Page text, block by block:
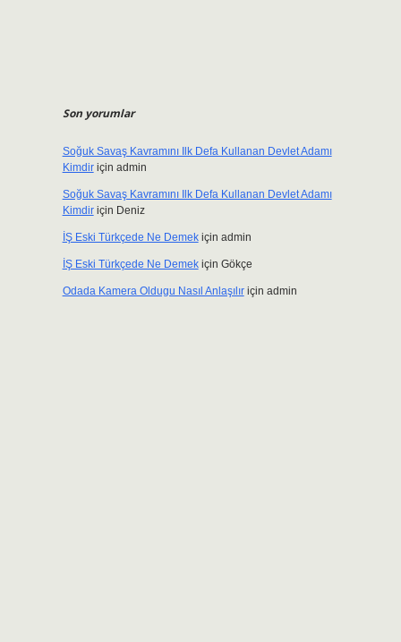
Son yorumlar
Soğuk Savaş Kavramını Ilk Defa Kullanan Devlet Adamı
Kimdiriçin admin
Soğuk Savaş Kavramını Ilk Defa Kullanan Devlet Adamı
Kimdiriçin Deniz
İŞ Eski Türkçede Ne Demekiçin admin
İŞ Eski Türkçede Ne Demekiçin Gökçe
Odada Kamera Oldugu Nasıl Anlaşılıriçin admin